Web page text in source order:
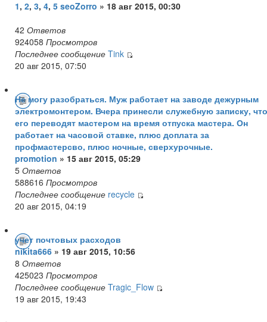
1, 2, 3, 4, 5 seoZorro » 18 авг 2015, 00:30
42 Ответов
924058 Просмотров
Последнее сообщение Tink
20 авг 2015, 07:50
Не могу разобраться. Муж работает на заводе дежурным
электромонтером. Вчера принесли служебную записку, что
его переводят мастером на время отпуска мастера. Он
работает на часовой ставке, плюс доплата за
профмастерсво, плюс ночные, сверхурочные.
promotion » 15 авг 2015, 05:29
5 Ответов
588616 Просмотров
Последнее сообщение recycle
20 авг 2015, 04:19
учет почтовых расходов
nikita666 » 19 авг 2015, 10:56
8 Ответов
425023 Просмотров
Последнее сообщение Tragic_Flow
19 авг 2015, 19:43